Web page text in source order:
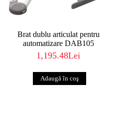
Brat dublu articulat pentru
automatizare DAB105
1,195.48Lei